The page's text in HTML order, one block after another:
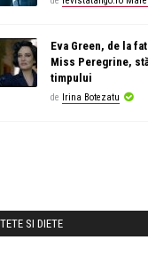
Eva Green, de la
Miss Peregrine,
timpului
de Irina Botezatu
SI DIETE